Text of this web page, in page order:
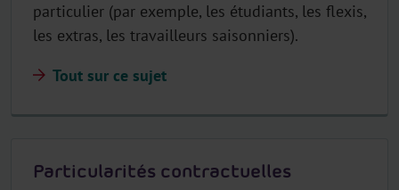
particulier (par exemple, les étudiants, les flexis,
les extras, les travailleurs saisonniers).
Tout sur ce sujet
Particularités contractuelles